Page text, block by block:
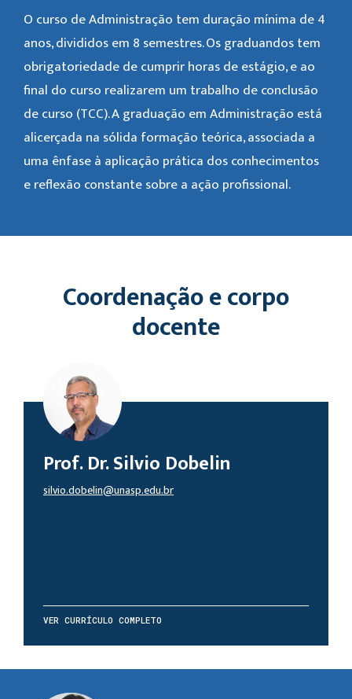
O curso de Administração tem duração mínima de 4
anos, divididos em 8 semestres. Os graduandos tem
obrigatoriedade de cumprir horas de estágio, e ao
final do curso realizarem um trabalho de conclusão
de curso (TCC). A graduação em Administração está
alicerçada na sólida formação teórica, associada a
uma ênfase à aplicação prática dos conhecimentos
e reflexão constante sobre a ação profissional.
Coordenação e corpo
docente
Prof. Dr. Silvio Dobelin
silvio.dobelin@unasp.edu.br
VER CURRÍCULO COMPLETO